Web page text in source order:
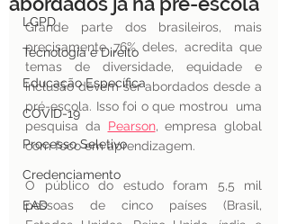
LGPD
Tecnologia e Direito
Educação Específica
COVID-19
Processo Seletivo
Credenciamento
EAD
Grande parte dos brasileiros, mais
precisamente 76% deles, acredita que
temas de diversidade, equidade e
inclusão devem ser abordados desde a
pré-escola. Isso foi o que mostrou  uma
pesquisa da Pearson, empresa global
com foco em aprendizagem.
O público do estudo foram 5,5 mil
pessoas de cinco países (Brasil,